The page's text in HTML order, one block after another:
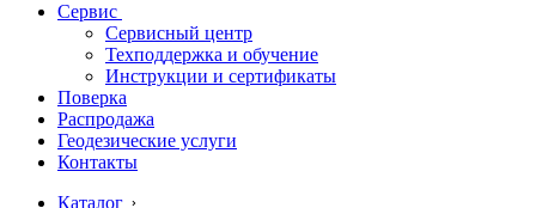
Софт
Георадары
Акции
Гидрография
Подбор
оборудования
по задачам
Сервис
Сервисный центр
Техподдержка и обучение
Инструкции и сертификаты
Поверка
Распродажа
Геодезические услуги
Контакты
Каталог